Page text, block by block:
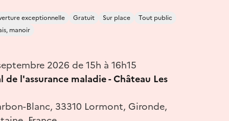
exceptionnelle Gratuit Sur place
Tout public
manoir
2026 de 15h à 16h15
de l'assurance maladie - Château Les
Blanc, 33310 Lormont, Gironde,